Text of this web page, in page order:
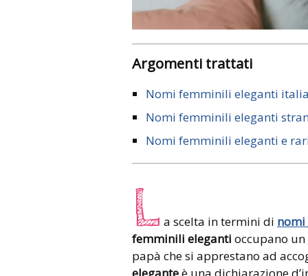
Argomenti trattati
Nomi femminili eleganti
Nomi femminili eleganti
Nomi femminili eleganti e
L a scelta in termini di
femminili eleganti occupano
papà che si apprestano ad